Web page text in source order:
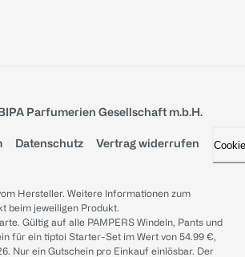
Parfumerien Gesellschaft m.b.H.
Datenschutz Vertrag widerrufen
Hersteller. Weitere Informationen zum
beim jeweiligen Produkt.
Gültig auf alle PAMPERS Windeln, Pants und
für ein tiptoi Starter-Set im Wert von 54.99 €,
Nur ein Gutschein pro Einkauf einlösbar. Der